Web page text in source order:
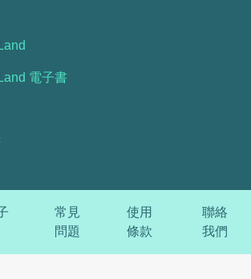
電子書
常見
問題
使用
條款
聯絡
我們